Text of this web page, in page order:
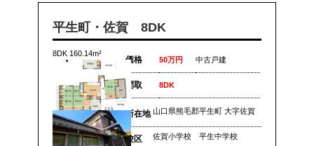
平生町・佐賀 8DK
8DK 160.14m²
価格 50万円 中古戸建
間取 8DK
所在地 山口県熊毛郡平生町 大字佐賀
校区 佐賀小学校 平生中学校